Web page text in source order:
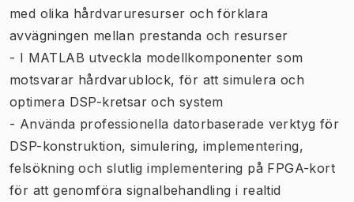
med olika hårdvaruresurser och förklara
avvägningen mellan prestanda och resurser
- I MATLAB utveckla modellkomponenter som
motsvarar hårdvarublock, för att simulera och
optimera DSP-kretsar och system
- Använda professionella datorbaserade verktyg för
DSP-konstruktion, simulering, implementering,
felsökning och slutlig implementering på FPGA-kort
för att genomföra signalbehandling i realtid